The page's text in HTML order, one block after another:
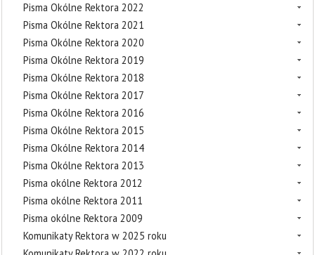
Pisma Okólne Rektora 2022
Pisma Okólne Rektora 2021
Pisma Okólne Rektora 2020
Pisma Okólne Rektora 2019
Pisma Okólne Rektora 2018
Pisma Okólne Rektora 2017
Pisma Okólne Rektora 2016
Pisma Okólne Rektora 2015
Pisma Okólne Rektora 2014
Pisma Okólne Rektora 2013
Pisma okólne Rektora 2012
Pisma okólne Rektora 2011
Pisma okólne Rektora 2009
Komunikaty Rektora w 2025 roku